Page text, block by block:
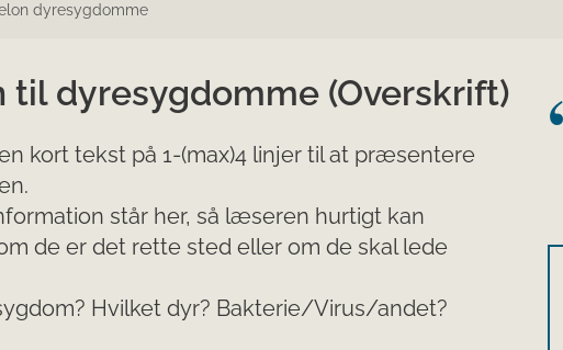
dyresygdomme
til dyresygdomme (Overskrift)
kort tekst på 1-(max)4 linjer til at præsentere
står her, så læseren hurtigt kan
de er det rette sted eller om de skal lede
Hvilket dyr? Bakterie/Virus/andet?